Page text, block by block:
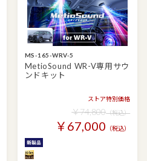
MS-165-WRV-5
MetioSound WR-V専用サウ
ンドキット
ストア特別価格
￥74,800（税込）
￥67,000 （税込）